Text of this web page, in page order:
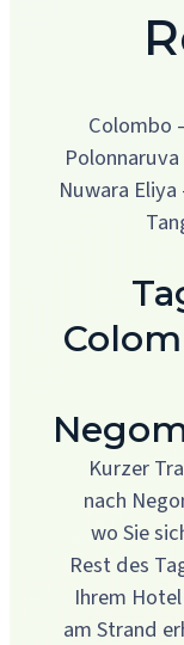
Colombo
Nuwara Eliya
Kurzer
nach
wo Sie
Rest des
Ihrem
am Strand